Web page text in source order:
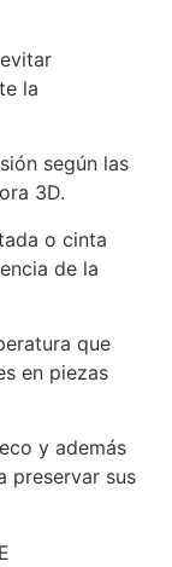
la
según las
3D.
o cinta
de la
que
en piezas
y además
preservar sus